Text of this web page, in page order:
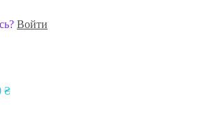
Войти
₴